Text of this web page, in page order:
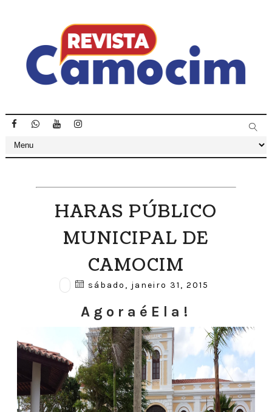
HARAS PÚBLICO
MUNICIPAL DE
CAMOCIM
sábado, janeiro 31, 2015
A g o r a é E l a !